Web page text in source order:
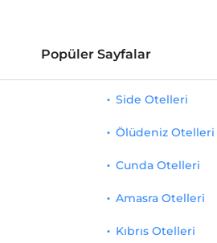
Popüler Sayfalar
Side Otelleri
Ölüdeniz Otelleri
Cunda Otelleri
Amasra Otelleri
Kıbrıs Otelleri